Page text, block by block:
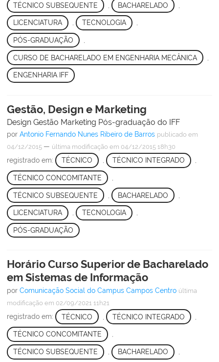
TÉCNICO SUBSEQUENTE BACHARELADO
LICENCIATURA , TECNOLOGIA ,
PÓS-GRADUAÇÃO
CURSO DE BACHARELADO EM ENGENHARIA MECÂNICA
ENGENHARIA IFF
Gestão, Design e Marketing
Design Gestão Marketing Pós-graduação do IFF
por Antonio Fernando Nunes Ribeiro de Barros publicado em
04/12/2015 — última modificação em 04/12/2015 18h30
registrado em: TÉCNICO TÉCNICO INTEGRADO
TÉCNICO CONCOMITANTE
TÉCNICO SUBSEQUENTE BACHARELADO
LICENCIATURA , TECNOLOGIA ,
PÓS-GRADUAÇÃO
Horário Curso Superior de Bacharelado
em Sistemas de Informação
por Comunicação Social do Campus Campos Centro última
modificação em 02/09/2021 11h21
registrado em: TÉCNICO TÉCNICO INTEGRADO
TÉCNICO CONCOMITANTE ,
TÉCNICO SUBSEQUENTE BACHARELADO